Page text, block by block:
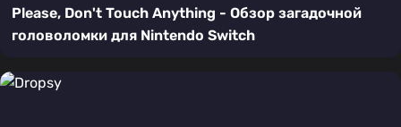
Please, Don't Touch Anything - Обзор загадочной
головоломки для Nintendo Switch